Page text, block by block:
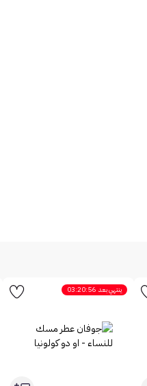
ينتهي بعد 03:20:56